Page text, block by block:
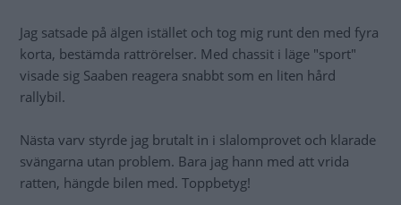
Jag satsade på älgen istället och tog mig runt den med fyra
korta, bestämda rattrörelser. Med chassit i läge "sport"
visade sig Saaben reagera snabbt som en liten hård
rallybil.
Nästa varv styrde jag brutalt in i slalomprovet och klarade
svängarna utan problem. Bara jag hann med att vrida
ratten, hängde bilen med. Toppbetyg!